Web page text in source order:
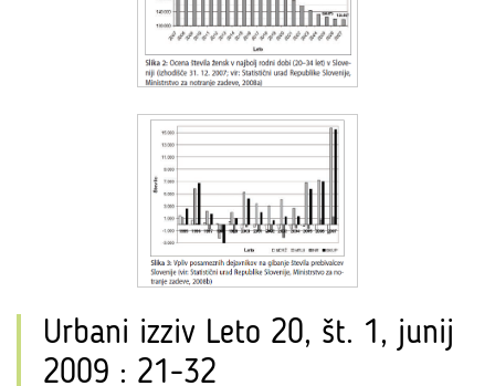
Urbani izziv Leto 20, št. 1, junij
2009 : 21-32